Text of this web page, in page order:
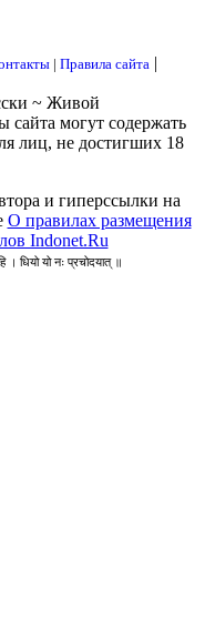
| Правила сайта |
~ Живой
сайта могут содержать
лиц, не достигших 18
и гиперссылки на
О правилах размещения
Indonet.Ru
। धियो यो नः प्रचोदयात् ॥